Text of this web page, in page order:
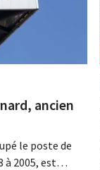
ancien
le poste de
à 2005, est